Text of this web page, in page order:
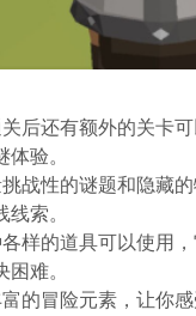
后还有额外的关卡
验。
战性的谜题和隐藏的
索。
样的道具可以使用
难。
的冒险元素，让你